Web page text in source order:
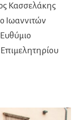
Κασσελάκης
Ιωαννιτών